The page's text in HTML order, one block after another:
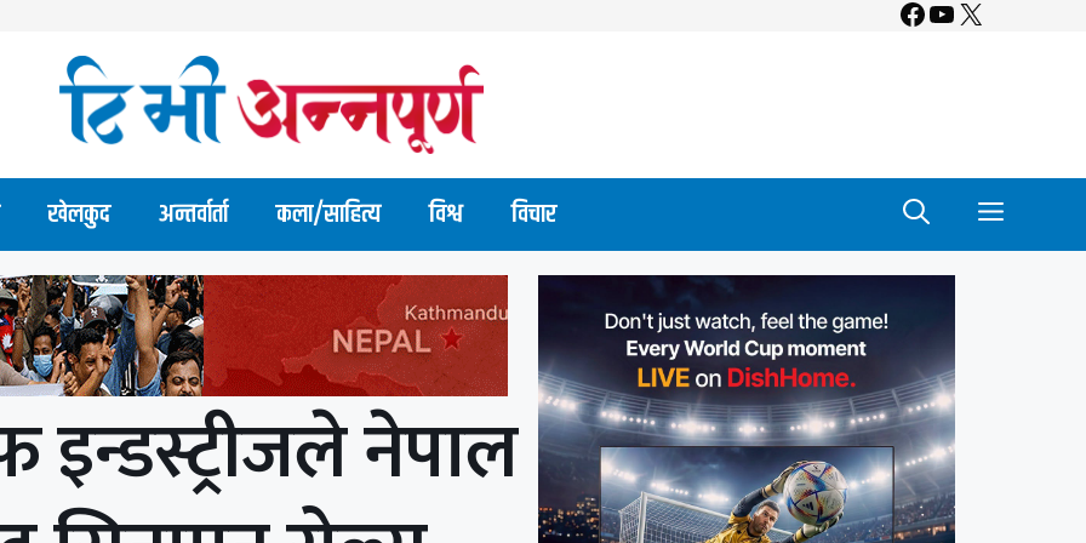
Facebook
YouTube
X
खेलकुद अन्तर्वार्ता कला/साहित्य विश्व विचार
नेपाल